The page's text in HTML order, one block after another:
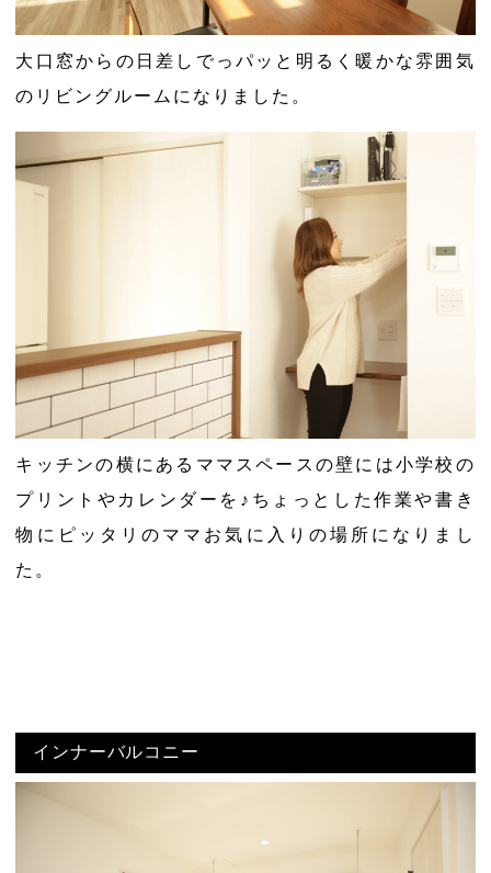
大口窓からの日差しでっパッと明るく暖かな雰囲気
のリビングルームになりました。
キッチンの横にあるママスペースの壁には小学校の
プリントやカレンダーを♪ちょっとした作業や書き
物にピッタリのママお気に入りの場所になりまし
た。
インナーバルコニー